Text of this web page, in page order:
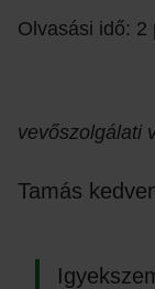
Olvasási idő: 2
vevőszolgálati
Tamás